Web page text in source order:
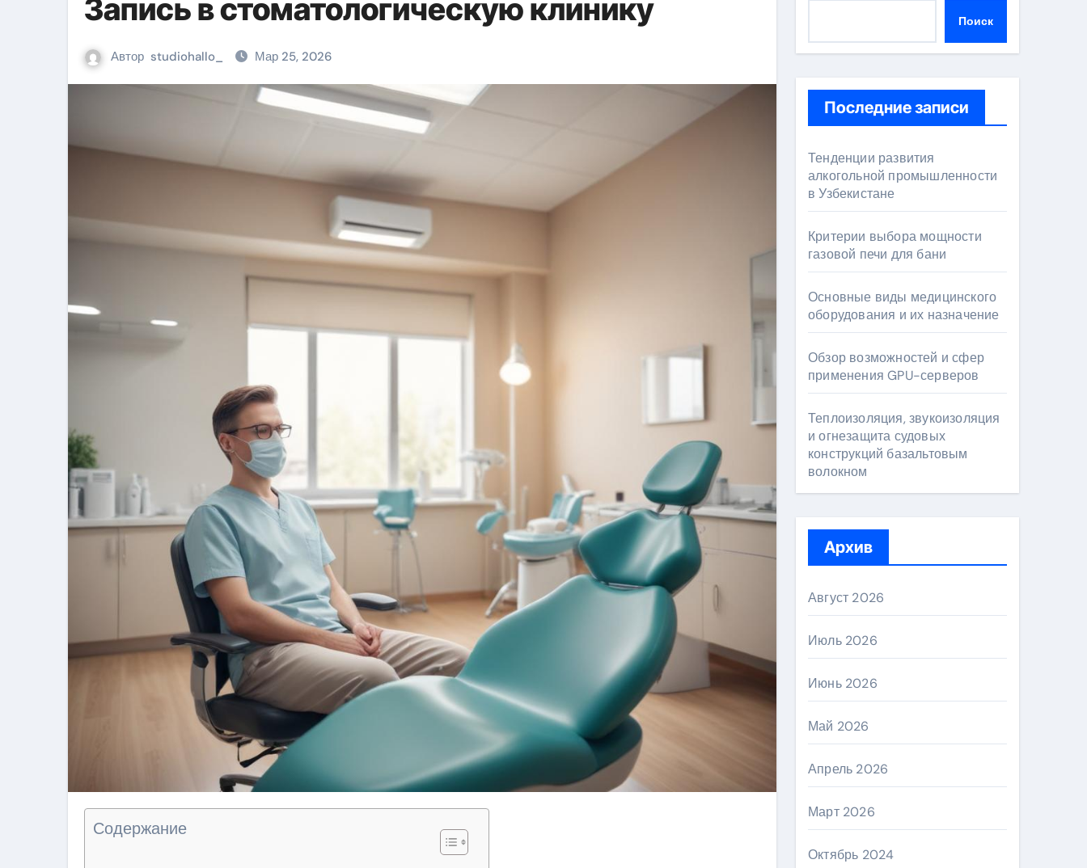
Запись в стоматологическую клинику
Автор studiohallo_ Мар 25, 2026
Содержание
Поиск
Последние записи
Тенденции развития
алкогольной промышленности
в Узбекистане
Критерии выбора мощности
газовой печи для бани
Основные виды медицинского
оборудования и их назначение
Обзор возможностей и сфер
применения GPU-серверов
Теплоизоляция, звукоизоляция
и огнезащита судовых
конструкций базальтовым
волокном
Архив
Август 2026
Июль 2026
Июнь 2026
Май 2026
Апрель 2026
Март 2026
Октябрь 2024